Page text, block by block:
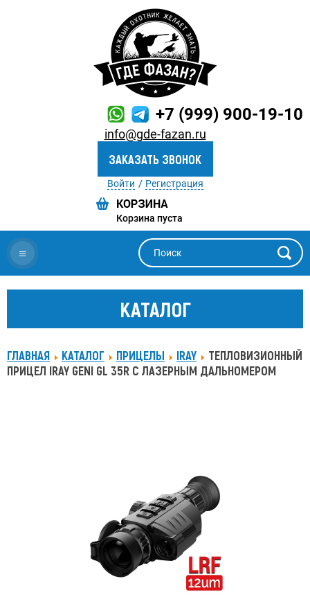
+7 (999) 900-19-10
info@gde-fazan.ru
ЗАКАЗАТЬ ЗВОНОК
Войти Регистрация
Корзина пуста
≡
КАТАЛОГ
ГЛАВНАЯ КАТАЛОГ ПРИЦЕЛЫ IRAY
ТЕПЛОВИЗИОННЫЙ
ПРИЦЕЛ IRAY GENI GL 35R С ЛАЗЕРНЫМ ДАЛЬНОМЕРОМ